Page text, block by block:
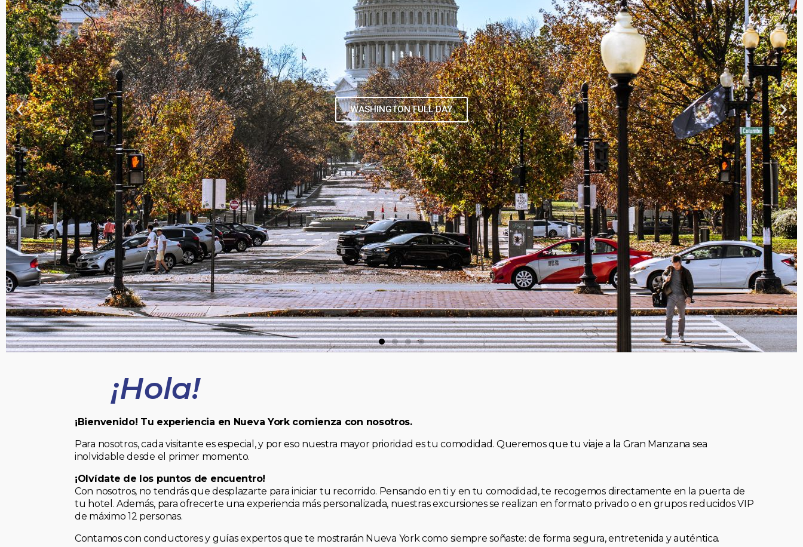
TOUR DE CONTRASTES
¡Hola!
¡Bienvenido! Tu experiencia en Nueva York comienza con nosotros.
Para nosotros, cada visitante es especial, y por eso nuestra mayor prioridad es tu comodidad. Queremos que tu viaje a la Gran Manzana sea
inolvidable desde el primer momento.
¡Olvídate de los puntos de encuentro!
Con nosotros, no tendrás que desplazarte para iniciar tu recorrido. Pensando en ti y en tu comodidad, te recogemos directamente en la puerta de
tu hotel. Además, para ofrecerte una experiencia más personalizada, nuestras excursiones se realizan en formato privado o en grupos reducidos VIP
de máximo 12 personas.
Contamos con conductores y guías expertos que te mostrarán Nueva York como siempre soñaste: de forma segura, entretenida y auténtica.